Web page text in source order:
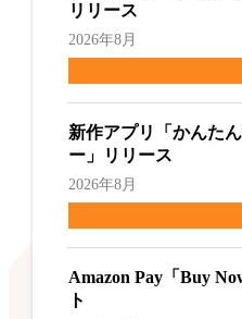
リリース
2026年8月
新作アプリ「かんた
ー」リリース
2026年8月
Amazon Pay「Buy
ト